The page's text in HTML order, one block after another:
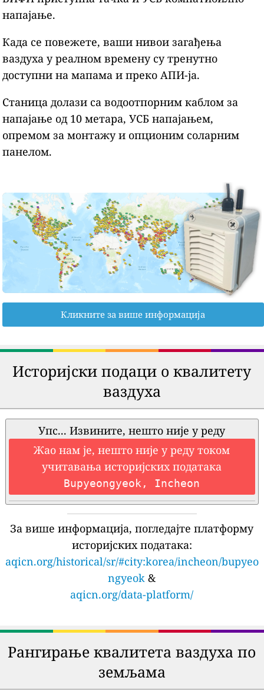
напајање.
Када се повежете, ваши нивои загађења
ваздуха у реалном времену су тренутно
доступни на мапама и преко АПИ-ја.
Станица долази са водоотпорним каблом за
напајање од 10 метара, УСБ напајањем,
опремом за монтажу и опционим соларним
панелом.
Кликните за више информација
Историјски подаци о квалитету
ваздуха
Упс... Извините, нешто није у реду
Жао нам је, нешто није у реду током
учитавања историјских података
Bupyeongyeok, Incheon
За више информација, погледајте платформу
историјских података:
aqicn.org/historical/sr/#city:korea/incheon/bupyeo
ngyeok &
aqicn.org/data-platform/
Рангирање квалитета ваздуха по
земљама